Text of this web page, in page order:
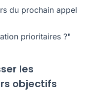
du prochain appel
prioritaires ?"
les
objectifs